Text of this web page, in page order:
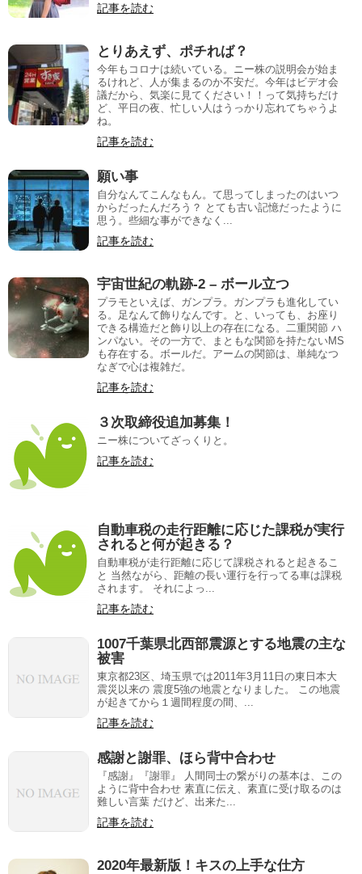
記事を読む
とりあえず、ポチれば？
今年もコロナは続いている。ニー株の説明会が始ま
るけれど、人が集まるのか不安だ。今年はビデオ会
議だから、気楽に見てください！！って気持ちだけ
ど、平日の夜、忙しい人はうっかり忘れてちゃうよ
ね。
記事を読む
願い事
自分なんてこんなもん。て思ってしまったのはいつ
からだったんだろう？ とても古い記憶だったように
思う。些細な事ができなく...
記事を読む
宇宙世紀の軌跡-2 – ボール立つ
プラモといえば、ガンプラ。ガンプラも進化してい
る。足なんて飾りなんです。と、いっても、お座り
できる構造だと飾り以上の存在になる。二重関節 ハ
ンパない。その一方で、まともな関節を持たないMS
も存在する。ボールだ。アームの関節は、単純なつ
なぎで心は複雑だ。
記事を読む
３次取締役追加募集！
ニー株についてざっくりと。
記事を読む
自動車税の走行距離に応じた課税が実行
されると何が起きる？
自動車税が走行距離に応じて課税されると起きるこ
と 当然ながら、距離の長い運行を行ってる車は課税
されます。 それによっ...
記事を読む
1007千葉県北西部震源とする地震の主な
被害
東京都23区、埼玉県では2011年3月11日の東日本大
震災以来の 震度5強の地震となりました。 この地震
が起きてから１週間程度の間、...
記事を読む
感謝と謝罪、ほら背中合わせ
『感謝』『謝罪』 人間同士の繋がりの基本は、この
ように背中合わせ 素直に伝え、素直に受け取るのは
難しい言葉 だけど、出来た...
記事を読む
2020年最新版！キスの上手な仕方